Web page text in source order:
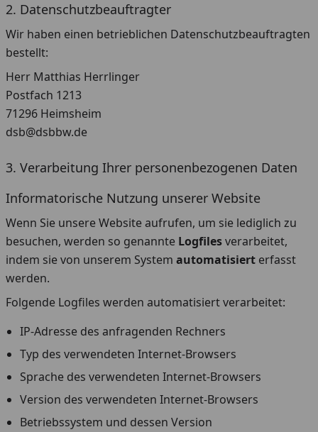
2. Datenschutzbeauftragter
Wir haben einen betrieblichen Datenschutzbeauftragten
bestellt:
Herr Matthias Herrlinger
Postfach 1213
71296 Heimsheim
dsb@dsbbw.de
3. Verarbeitung Ihrer personenbezogenen Daten
Informatorische Nutzung unserer Website
Wenn Sie unsere Website aufrufen, um sie lediglich zu
besuchen, werden so genannte Logfilesverarbeitet,
indem sie von unserem System automatisiert erfasst
werden.
Folgende Logfiles werden automatisiert verarbeitet:
IP-Adresse des anfragenden Rechners
Typ des verwendeten Internet-Browsers
Sprache des verwendeten Internet-Browsers
Version des verwendeten Internet-Browsers
Betriebssystem und dessen Version